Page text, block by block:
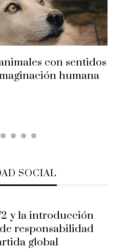
con sentidos
humana
SOCIAL
y la introducción
responsabilidad
global